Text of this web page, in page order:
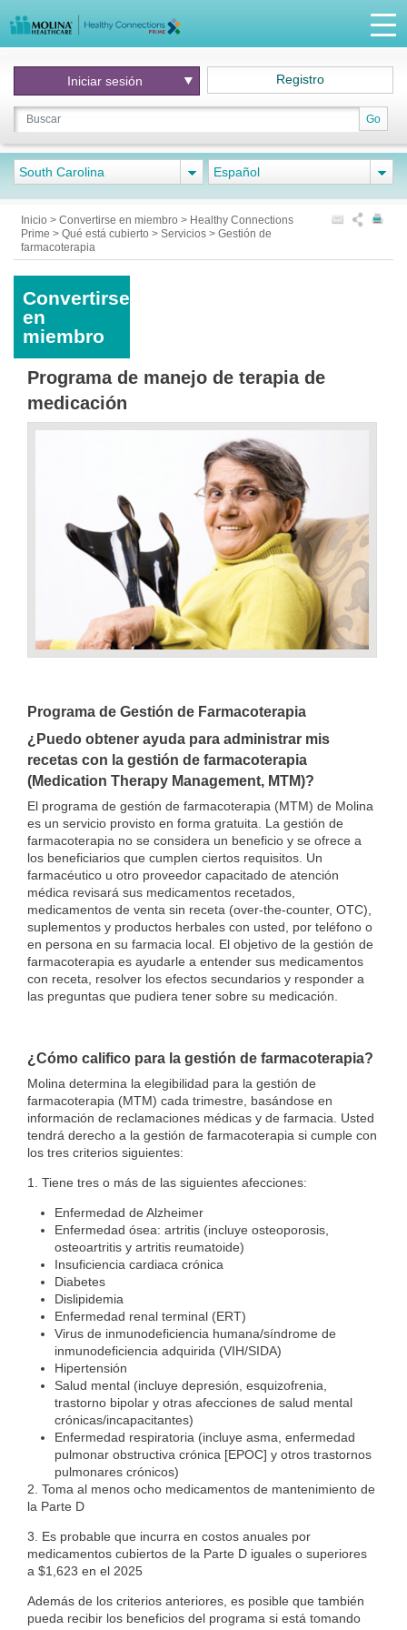
Go
Iniciar sesión Registro
South Carolina Español
Inicio > Convertirse en miembro > Healthy Connections
Prime > Qué está cubierto > Servicios > Gestión de
farmacoterapia
Convertirse
en
miembro
Programa de manejo de terapia de
medicación
Programa de Gestión de Farmacoterapia
¿Puedo obtener ayuda para administrar mis
recetas con la gestión de farmacoterapia
(Medication Therapy Management, MTM)?
El programa de gestión de farmacoterapia (MTM) de Molina
es un servicio provisto en forma gratuita. La gestión de
farmacoterapia no se considera un beneficio y se ofrece a
los beneficiarios que cumplen ciertos requisitos. Un
farmacéutico u otro proveedor capacitado de atención
médica revisará sus medicamentos recetados,
medicamentos de venta sin receta (over-the-counter, OTC),
suplementos y productos herbales con usted, por teléfono o
en persona en su farmacia local. El objetivo de la gestión de
farmacoterapia es ayudarle a entender sus medicamentos
con receta, resolver los efectos secundarios y responder a
las preguntas que pudiera tener sobre su medicación.
¿Cómo califico para la gestión de farmacoterapia?
Molina determina la elegibilidad para la gestión de
farmacoterapia (MTM) cada trimestre, basándose en
información de reclamaciones médicas y de farmacia. Usted
tendrá derecho a la gestión de farmacoterapia si cumple con
los tres criterios siguientes:
1. Tiene tres o más de las siguientes afecciones:
Enfermedad de Alzheimer
Enfermedad ósea: artritis (incluye osteoporosis,
osteoartritis y artritis reumatoide)
Insuficiencia cardiaca crónica
Diabetes
Dislipidemia
Enfermedad renal terminal (ERT)
Virus de inmunodeficiencia humana/síndrome de
inmunodeficiencia adquirida (VIH/SIDA)
Hipertensión
Salud mental (incluye depresión, esquizofrenia,
trastorno bipolar y otras afecciones de salud mental
crónicas/incapacitantes)
Enfermedad respiratoria (incluye asma, enfermedad
pulmonar obstructiva crónica [EPOC] y otros trastornos
pulmonares crónicos)
2. Toma al menos ocho medicamentos de mantenimiento de
la Parte D
3. Es probable que incurra en costos anuales por
medicamentos cubiertos de la Parte D iguales o superiores
a $1,623 en el 2025
Además de los criterios anteriores, es posible que también
pueda recibir los beneficios del programa si está tomando